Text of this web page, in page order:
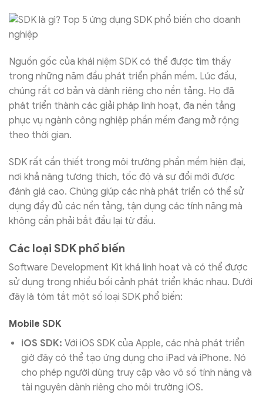
Nguồn gốc của khái niệm SDK có thể được tìm thấy
trong những năm đầu phát triển phần mềm. Lúc đầu,
chúng rất cơ bản và dành riêng cho nền tảng. Họ đã
phát triển thành các giải pháp linh hoạt, đa nền tảng
phục vụ ngành công nghiệp phần mềm đang mở rộng
theo thời gian.
SDK rất cần thiết trong môi trường phần mềm hiện đại,
nơi khả năng tương thích, tốc độ và sự đổi mới được
đánh giá cao. Chúng giúp các nhà phát triển có thể sử
dụng đầy đủ các nền tảng, tận dụng các tính năng mà
không cần phải bắt đầu lại từ đầu.
Các loại SDK phổ biến
Software Development Kit khá linh hoạt và có thể được
sử dụng trong nhiều bối cảnh phát triển khác nhau. Dưới
đây là tóm tắt một số loại SDK phổ biến:
Mobile SDK
iOS SDK: Với iOS SDK của Apple, các nhà phát triển
giờ đây có thể tạo ứng dụng cho iPad và iPhone. Nó
cho phép người dùng truy cập vào vô số tính năng và
tài nguyên dành riêng cho môi trường iOS.